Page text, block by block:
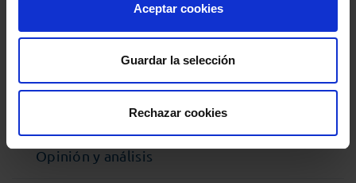
Aceptar cookies
Guardar la selección
Rechazar cookies
Podcast Abogacía
Opinión y análisis